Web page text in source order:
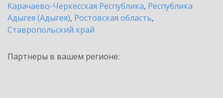
Карачаево-Черкесская Республика, Республика
Адыгея (Адыгея), Ростовская область,
Ставропольский край
Партнеры в вашем регионе: